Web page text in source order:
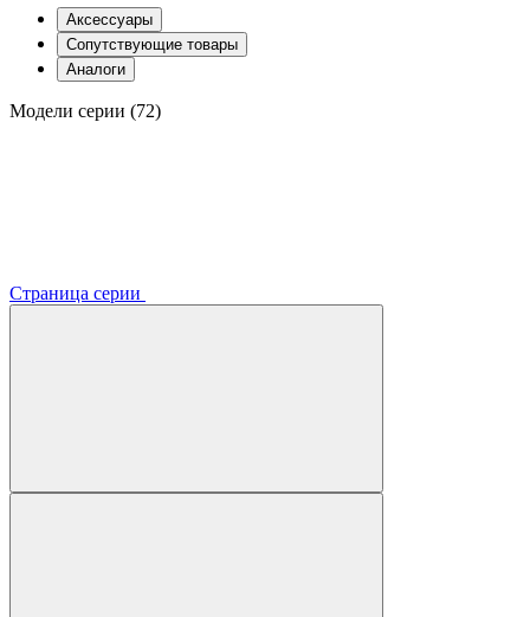
Аксессуары
Сопутствующие товары
Аналоги
Модели серии (72)
Страница серии